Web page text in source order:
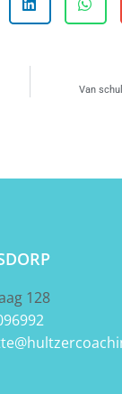
Van
128